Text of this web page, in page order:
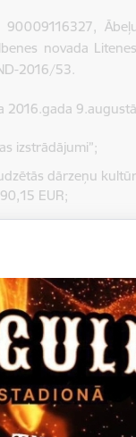
novada
2016/53.
2016.gada
izstrādājumi”;
dārzeņu
EUR;
dārzeņu
KS
par uzvarētāju SIA
zivis un zivju
346,39 EUR;
uzvarētāju AS